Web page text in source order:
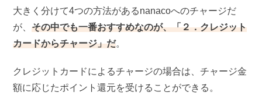
大きく分けて4つの方法があるnanacoへのチャージだ
が、 その中でも一番おすすめなのが、「２．クレジット
カードからチャージ」だ。
クレジットカードによるチャージの場合は、チャージ金
額に応じたポイント還元を受けることができる。